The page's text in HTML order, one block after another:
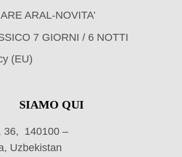
ARAL-NOVITA’
7 GIORNI / 6 NOTTI
(EU)
SIAMO QUI
36, 140100 –
Uzbekistan